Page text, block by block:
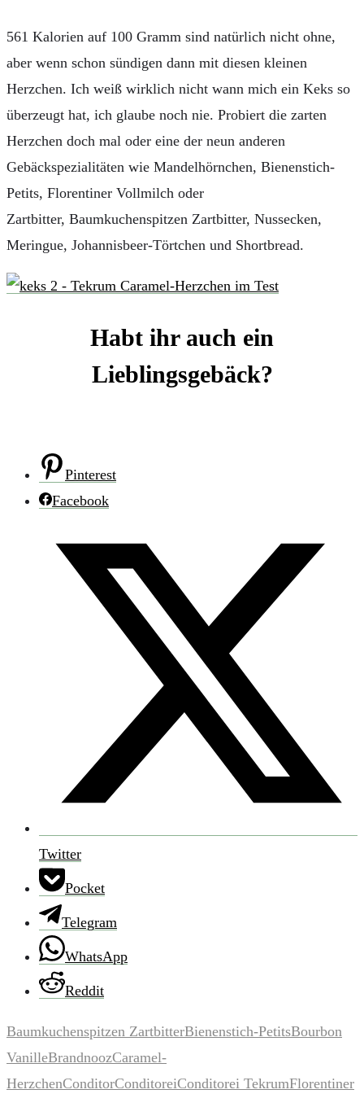
561 Kalorien auf 100 Gramm sind natürlich nicht ohne,
aber wenn schon sündigen dann mit diesen kleinen
Herzchen. Ich weiß wirklich nicht wann mich ein Keks so
überzeugt hat, ich glaube noch nie. Probiert die zarten
Herzchen doch mal oder eine der neun anderen
Gebäckspezialitäten wie Mandelhörnchen, Bienenstich-
Petits, Florentiner Vollmilch oder
Zartbitter, Baumkuchenspitzen Zartbitter, Nussecken,
Meringue, Johannisbeer-Törtchen und Shortbread.
Habt ihr auch ein
Lieblingsgebäck?
Pinterest
Facebook
Twitter
Pocket
Telegram
WhatsApp
Reddit
Baumkuchenspitzen ZartbitterBienenstich-PetitsBourbon
VanilleBrandnoozCaramel-
HerzchenConditorConditoreiConditorei TekrumFlorentiner